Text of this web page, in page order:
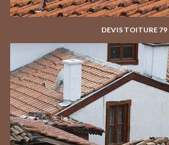
DEVIS TOITURE 79